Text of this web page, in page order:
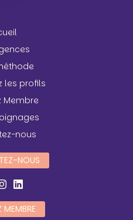
les profils
Membre
nous
NOUS
MEMBRE